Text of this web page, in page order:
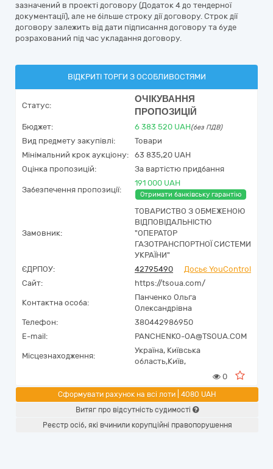
зазначений в проекті договору (Додаток 4 до тендерної
документації), але не більше строку дії договору. Строк дії
договору залежить від дати підписання договору та буде
розрахований під час укладання договору.
ВІДКРИТІ ТОРГИ З ОСОБЛИВОСТЯМИ
Статус:
ОЧІКУВАННЯ
ПРОПОЗИЦІЙ
Бюджет: 6 383 520 UAH(без ПДВ)
Вид предмету закупівлі:
Товари
Мінімальний крок аукціону:
63 835,20 UAH
Оцінка пропозицій:
За вартістю придбання
Забезпечення пропозиції:
191 000 UAH
Отримати банківську гарантію
Замовник:
ТОВАРИСТВО З ОБМЕЖЕНОЮ
ВІДПОВІДАЛЬНІСТЮ
"ОПЕРАТОР
ГАЗОТРАНСПОРТНОЇ СИСТЕМИ
УКРАЇНИ"
ЄДРПОУ:
42795490
Досьє YouControl
Сайт:
https://tsoua.com/
Контактна особа:
Панченко Ольга
Олександрівна
Телефон:
380442986950
E-mail:
PANCHENKO-OA@TSOUA.COM
Місцезнаходження:
Україна, Київська
область,Київ,
0
Сформувати рахунок на всі лоти | 4080 UAH
Витяг про відсутність судимості
Реєстр осіб, які вчинили корупційні правопорушення